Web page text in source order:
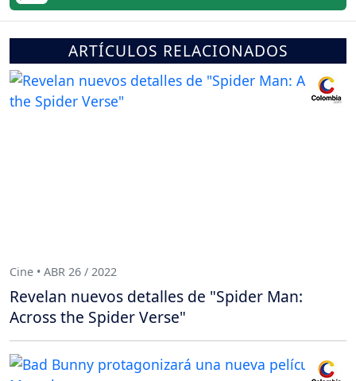
ARTÍCULOS RELACIONADOS
Cine • ABR 26 / 2022
Revelan nuevos detalles de "Spider Man:
Across the Spider Verse"